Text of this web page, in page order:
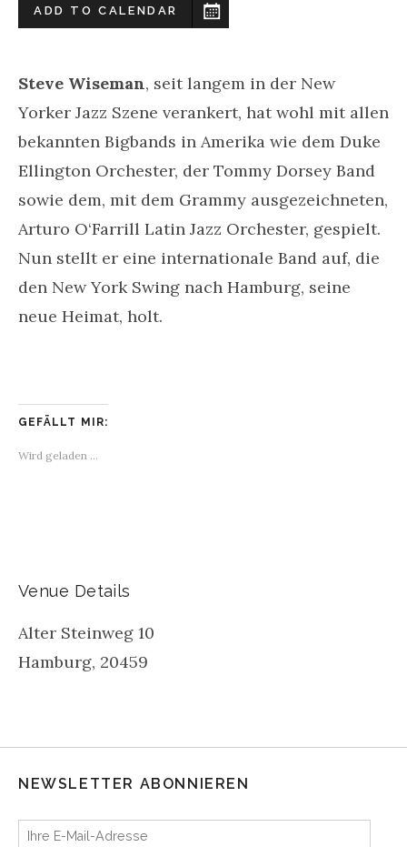
ADD TO CALENDAR
Steve Wiseman, seit langem in der New
Yorker Jazz Szene verankert, hat wohl mit allen
bekannten Bigbands in Amerika wie dem Duke
Ellington Orchester, der Tommy Dorsey Band
sowie dem, mit dem Grammy ausgezeichneten,
Arturo O‘Farrill Latin Jazz Orchester, gespielt.
Nun stellt er eine internationale Band auf, die
den New York Swing nach Hamburg, seine
neue Heimat, holt.
GEFÄLLT MIR:
Wird geladen …
Venue Details
Alter Steinweg 10
Hamburg, 20459
NEWSLETTER ABONNIEREN
Ihre E-Mail-Adresse